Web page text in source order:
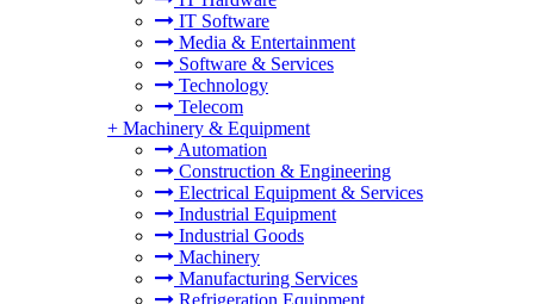
IT Software
Media & Entertainment
Software & Services
Technology
Telecom
+ Machinery & Equipment
Automation
Construction & Engineering
Electrical Equipment & Services
Industrial Equipment
Industrial Goods
Machinery
Manufacturing Services
Refrigeration Equipment